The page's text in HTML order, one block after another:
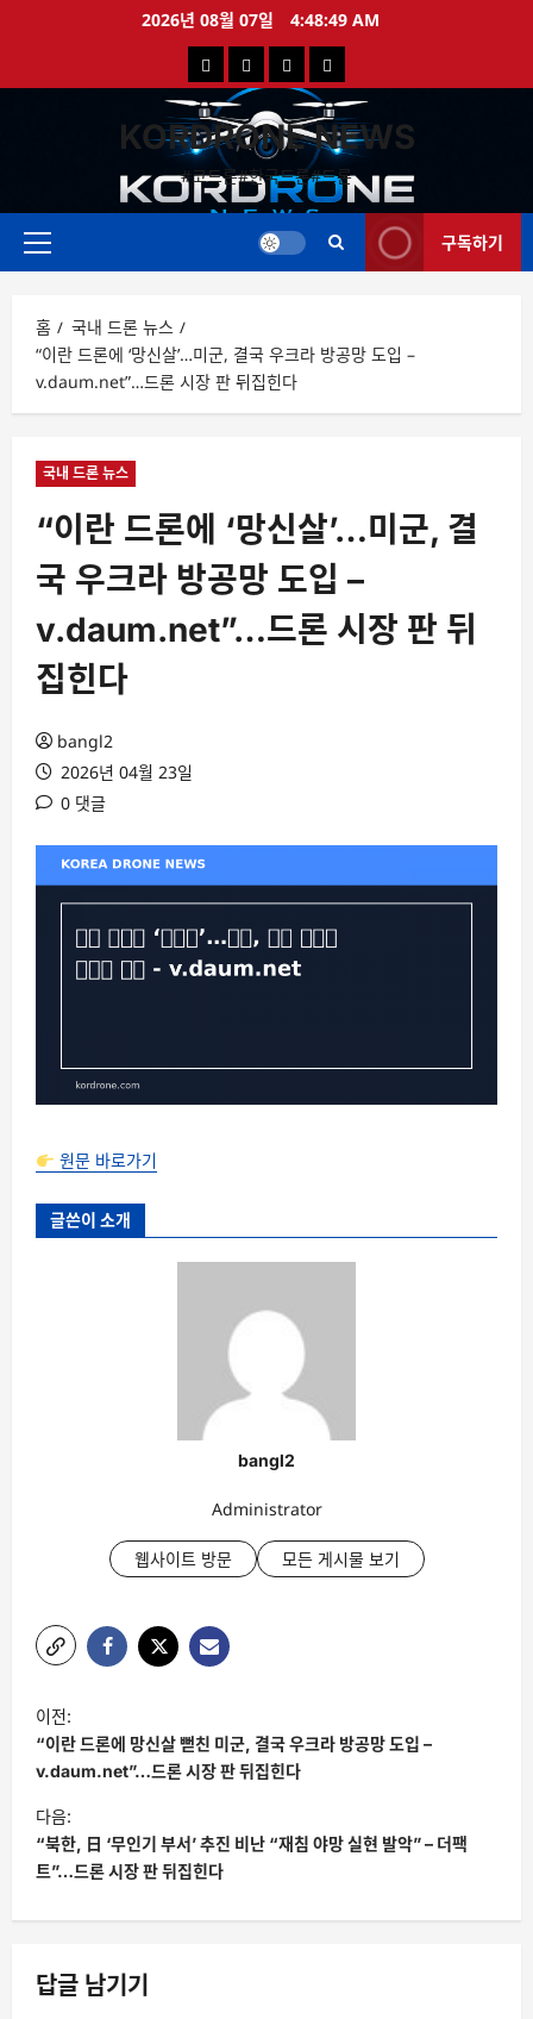
로
2026년 08월 07일 4:48:50 AM
국
내
드
론
뉴
해
외
드
론
뉴
드
영
상
드
론
특
가
KORDRONE NEWS
#코드론#한국드론#드론
주
구독하기
홈
국내 드론 뉴스
“이란 드론에 ‘망신살’…미군, 결국 우크라 방공망 도입 –
v.daum.net”…드론 시장 판 뒤집힌다
국내 드론 뉴스
“이란 드론에 ‘망신살’…미군, 결
국 우크라 방공망 도입 –
v.daum.net”…드론 시장 판 뒤
집힌다
bangl2
2026년 04월 23일
0 댓글
원문 바로가기
글쓴이 소개
bangl2
Administrator
웹사이트 방문 모든 게시물 보기
글
탐
색
이전:
“이란 드론에 망신살 뻗친 미군, 결국 우크라 방공망 도입 –
v.daum.net”…드론 시장 판 뒤집힌다
다음:
“북한, 日 ‘무인기 부서’ 추진 비난 “재침 야망 실현 발악” – 더팩
트”…드론 시장 판 뒤집힌다
답글 남기기